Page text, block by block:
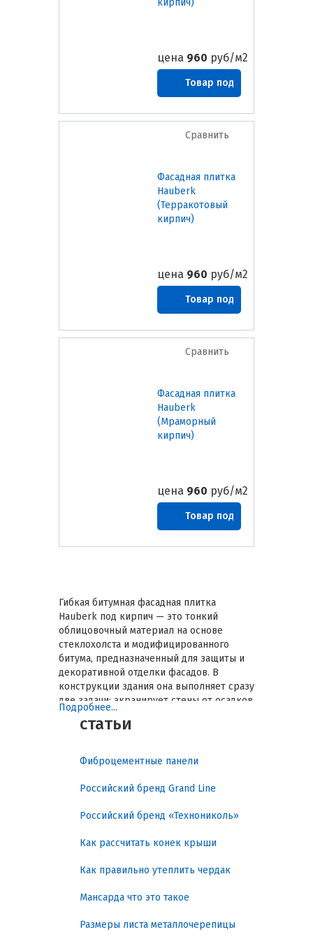
кирпич)
цена 960 руб/м2
Товар под
заказ
Сравнить
Фасадная плитка
Hauberk
(Терракотовый
кирпич)
цена 960 руб/м2
Товар под
заказ
Сравнить
Фасадная плитка
Hauberk
(Мраморный
кирпич)
цена 960 руб/м2
Товар под
заказ
Гибкая битумная фасадная плитка
Hauberk под кирпич — это тонкий
облицовочный материал на основе
стеклохолста и модифицированного
битума, предназначенный для защиты и
декоративной отделки фасадов. В
конструкции здания она выполняет сразу
две задачи: экранирует стены от осадков
и температурных перепадов, а также
формирует устойчивый внешний слой
обзоре разобраны практические задачи
материала, его разновидности, ключевые
характеристики, нормативная база и
битумной фасадной плитки Hauberk под
эксплуатации.
Практические задачи,
которые решает гибкая
Hauberk под кирпич
Подробнее...
статьи
Фиброцементные панели
Российский бренд Grand Line
Российский бренд «Технониколь»
Как рассчитать конек крыши
Как правильно утеплить чердак
Мансарда что это такое
Размеры листа металлочерепицы